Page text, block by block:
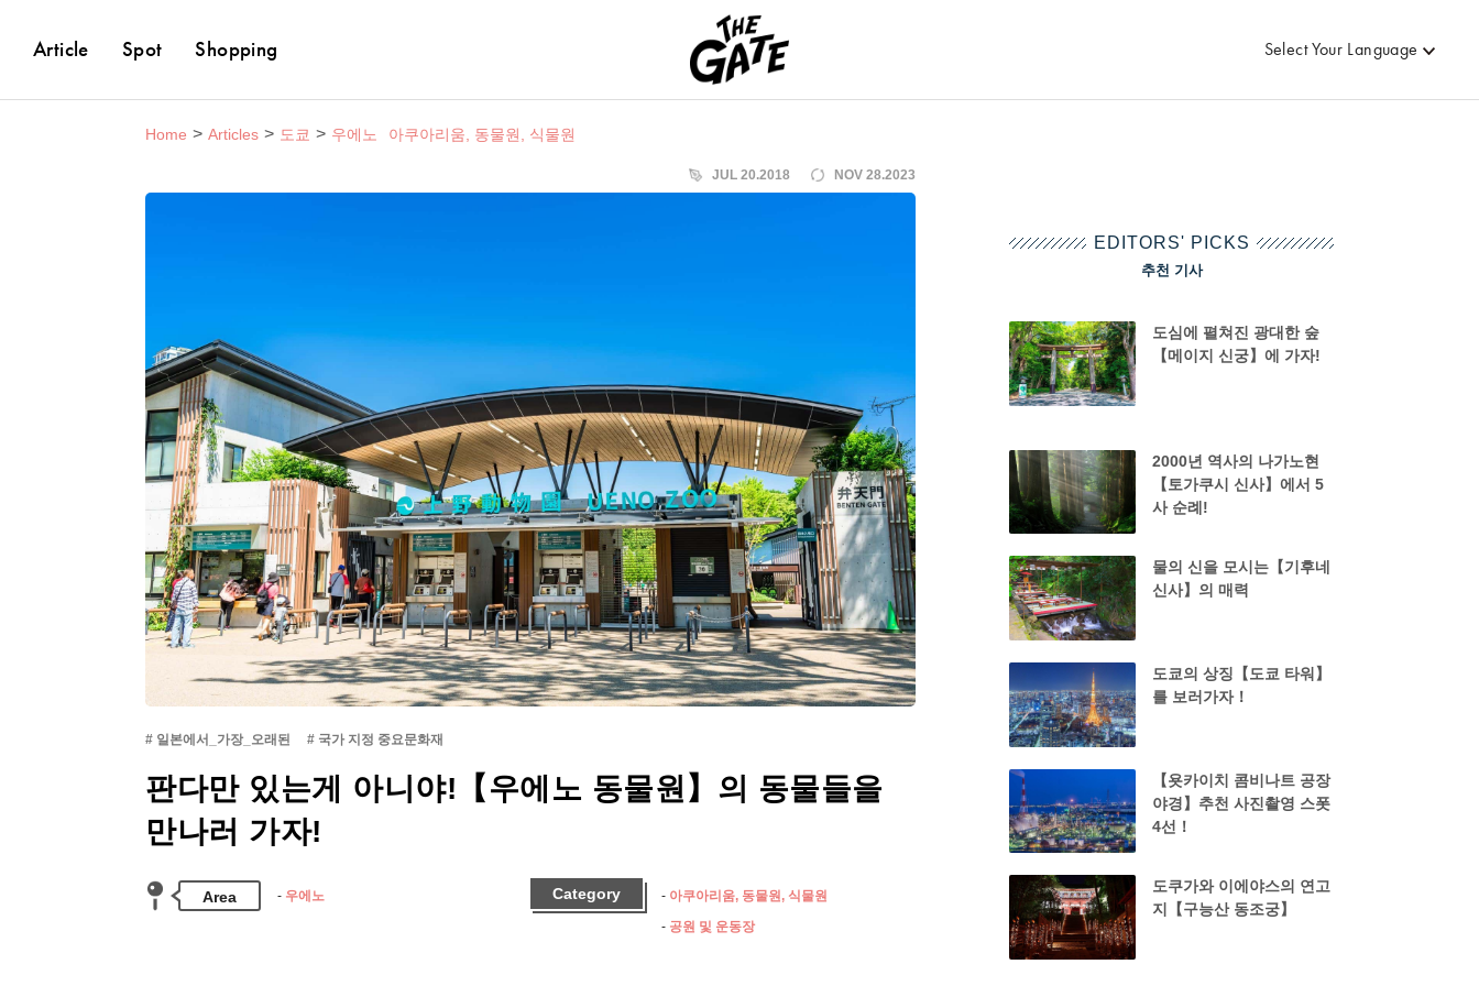
Article Spot Shopping Select Your Language
Home Articles 도쿄 우에노 아쿠아리움, 동물원, 식물원
JUL 20.2018 NOV 28.2023
일본에서_가장_오래된 국가 지정 중요문화재
판다만 있는게 아니야!【우에노 동물원】의 동물들을
만나러 가자!
Area 우에노 Category
아쿠아리움, 동물원, 식물원
공원 및 운동장
EDITORS' PICKS
추천 기사
도심에 펼쳐진 광대한 숲
【메이지 신궁】에 가자!
2000년 역사의 나가노현
【토가쿠시 신사】에서 5
사 순례!
물의 신을 모시는【기후네
신사】의 매력
도쿄의 상징【도쿄 타워】
를 보러가자！
【욧카이치 콤비나트 공장
야경】추천 사진촬영 스폿
4선！
도쿠가와 이에야스의 연고
지【구능산 동조궁】